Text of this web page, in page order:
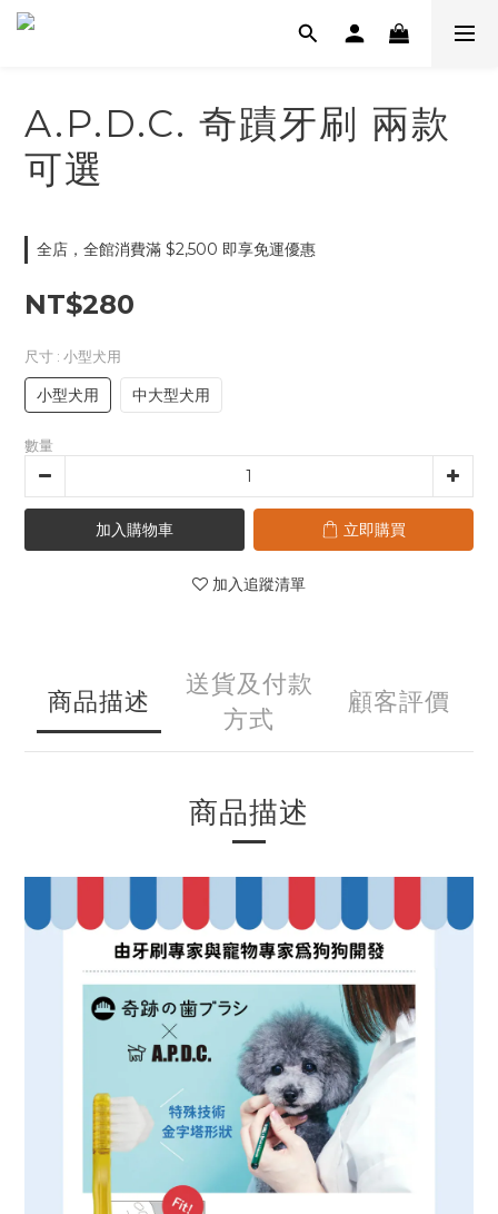
A.P.D.C. 奇蹟牙刷 兩款
可選
全店，全館消費滿 $2,500 即享免運優惠
NT$280
尺寸 : 小型犬用
小型犬用 中大型犬用
數量
加入購物車 立即購買
加入追蹤清單
商品描述
送貨及付款
方式
顧客評價
商品描述